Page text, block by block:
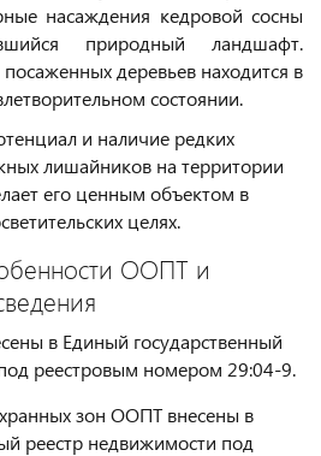
насаждения кедровой сосны
природный ландшафт.
деревьев находится в
состоянии.
и наличие редких
лишайников на территории
его ценным объектом в
целях.
ООПТ и
в Единый государственный
реестровым номером 29:04-9.
зон ООПТ внесены в
реестр недвижимости под